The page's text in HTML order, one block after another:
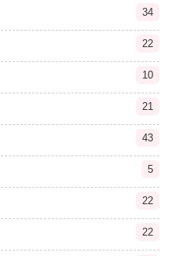
34
22
10
21
43
5
22
22